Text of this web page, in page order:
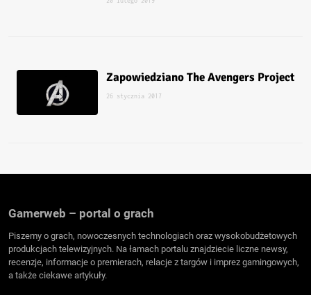
Zapowiedziano The Avengers Project
26 stycznia 2017
Gamerweb – portal o grach
Piszemy o grach, nowoczesnych technologiach oraz wysokobudżetowych
produkcjach telewizyjnych. Na łamach portalu znajdziecie liczne newsy,
recenzje, informacje o premierach, relacje z targów i imprez gamingowych,
a także ciekawe artykuły.